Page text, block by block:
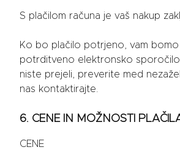
S plačilom računa je vaš nakup
Ko bo plačilo potrjeno, vam bomo
potrditveno elektronsko
niste prejeli, preverite med
nas kontaktirajte.
6. CENE IN MOŽNOSTI
CENE